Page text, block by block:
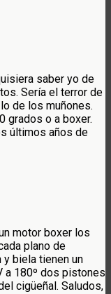
saber yo de
Sería el terror de
de los muñones.
grados o a boxer.
últimos años de
motor boxer los
plano de
biela tienen un
a 180º dos pistones
cigüeñal. Saludos,